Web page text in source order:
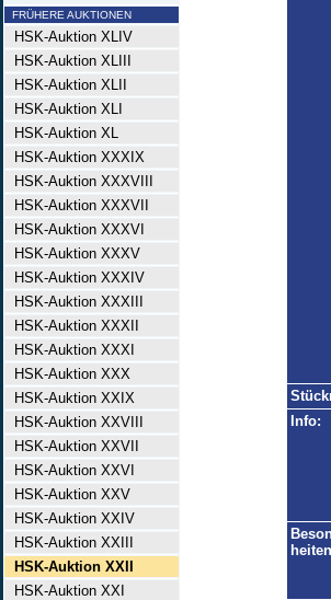
FRÜHERE AUKTIONEN
HSK-Auktion XLIV
HSK-Auktion XLIII
HSK-Auktion XLII
HSK-Auktion XLI
HSK-Auktion XL
HSK-Auktion XXXIX
HSK-Auktion XXXVIII
HSK-Auktion XXXVII
HSK-Auktion XXXVI
HSK-Auktion XXXV
HSK-Auktion XXXIV
HSK-Auktion XXXIII
HSK-Auktion XXXII
HSK-Auktion XXXI
HSK-Auktion XXX
HSK-Auktion XXIX
HSK-Auktion XXVIII
HSK-Auktion XXVII
HSK-Auktion XXVI
HSK-Auktion XXV
HSK-Auktion XXIV
HSK-Auktion XXIII
HSK-Auktion XXII
HSK-Auktion XXI
Info: